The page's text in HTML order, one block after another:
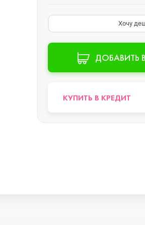
Хочу
ДОБАВИТЬ
КУПИТЬ В КРЕДИТ